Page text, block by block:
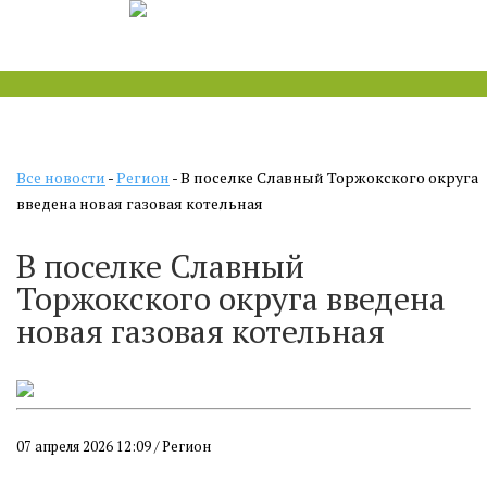
Все новости -Регион - В поселке Славный Торжокского округа
введена новая газовая котельная
В поселке Славный
Торжокского округа введена
новая газовая котельная
07 апреля 2026 12:09 / Регион